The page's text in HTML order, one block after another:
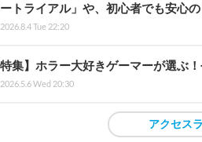
トライアル」や、初心者でも安心
2026.8.4 Tue 22:20
特集】ホラー大好きゲーマーが選ぶ
2026.5.6 Wed 20:30
アクセス